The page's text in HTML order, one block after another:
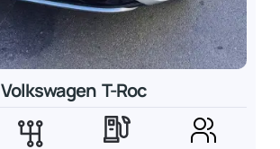
Volkswagen T-Roc